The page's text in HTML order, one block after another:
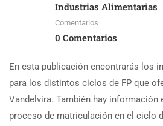
Industrias Alimentarias
Comentarios
0 Comentarios
En esta publicación encontrarás los
para los distintos ciclos de FP que
Vandelvira. También hay información
proceso de matriculación en el ciclo